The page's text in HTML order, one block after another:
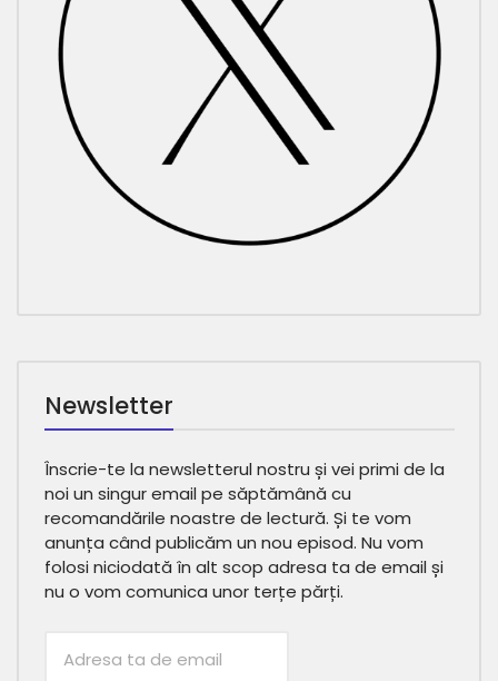
Newsletter
Înscrie-te la newsletterul nostru și vei primi de la
noi un singur email pe săptămână cu
recomandările noastre de lectură. Și te vom
anunța când publicăm un nou episod. Nu vom
folosi niciodată în alt scop adresa ta de email și
nu o vom comunica unor terțe părți.
Email